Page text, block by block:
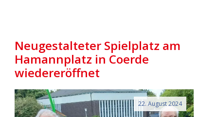
Neugestalteter Spielplatz am
Hamannplatz in Coerde
wiedereröffnet
22. August 2024